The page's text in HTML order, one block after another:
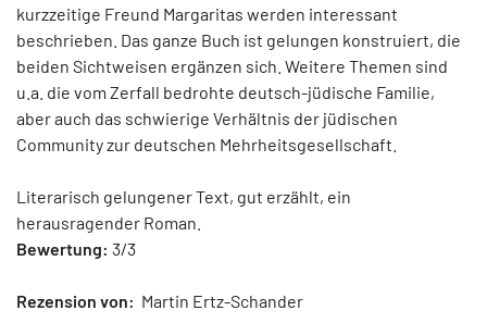
kurzzeitige Freund Margaritas werden interessant
beschrieben. Das ganze Buch ist gelungen konstruiert, die
beiden Sichtweisen ergänzen sich. Weitere Themen sind
u.a. die vom Zerfall bedrohte deutsch-jüdische Familie,
aber auch das schwierige Verhältnis der jüdischen
Community zur deutschen Mehrheitsgesellschaft.
Literarisch gelungener Text, gut erzählt, ein
herausragender Roman.
Bewertung: 3/3
Rezension von: Martin Ertz-Schander